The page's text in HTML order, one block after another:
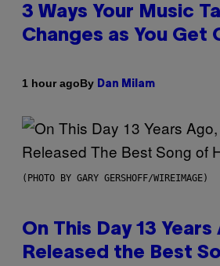
3 Ways Your Music
Changes as You Get
1 hour agoBy Dan Milam
(PHOTO BY GARY GERSHOFF/WIREIMAGE)
On This Day 13
Released the Best